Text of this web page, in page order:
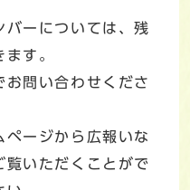
バーについては、残
す。
問い合わせくださ
ページから広報いな
覧いただくことがで